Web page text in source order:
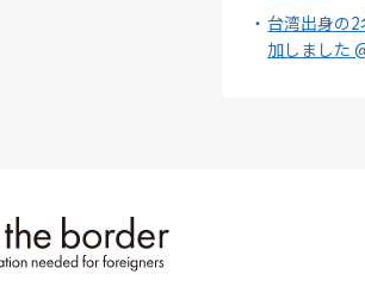
台湾出身の
加しました